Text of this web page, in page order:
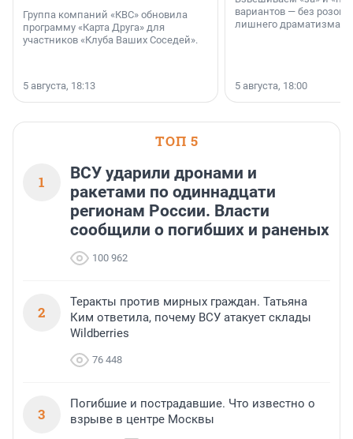
Группа компаний «КВС» обновила
программу «Карта Друга» для
участников «Клуба Ваших Соседей».
5 августа, 18:13
вариантов — без
лишнего драматизма.
5 августа, 18:00
ТОП 5
1
ВСУ ударили дронами и
ракетами по одиннадцати
регионам России. Власти
сообщили о погибших и раненых
100 962
2
Теракты против мирных граждан. Татьяна
Ким ответила, почему ВСУ атакует склады
Wildberries
76 448
3
Погибшие и пострадавшие. Что известно о
взрыве в центре Москвы